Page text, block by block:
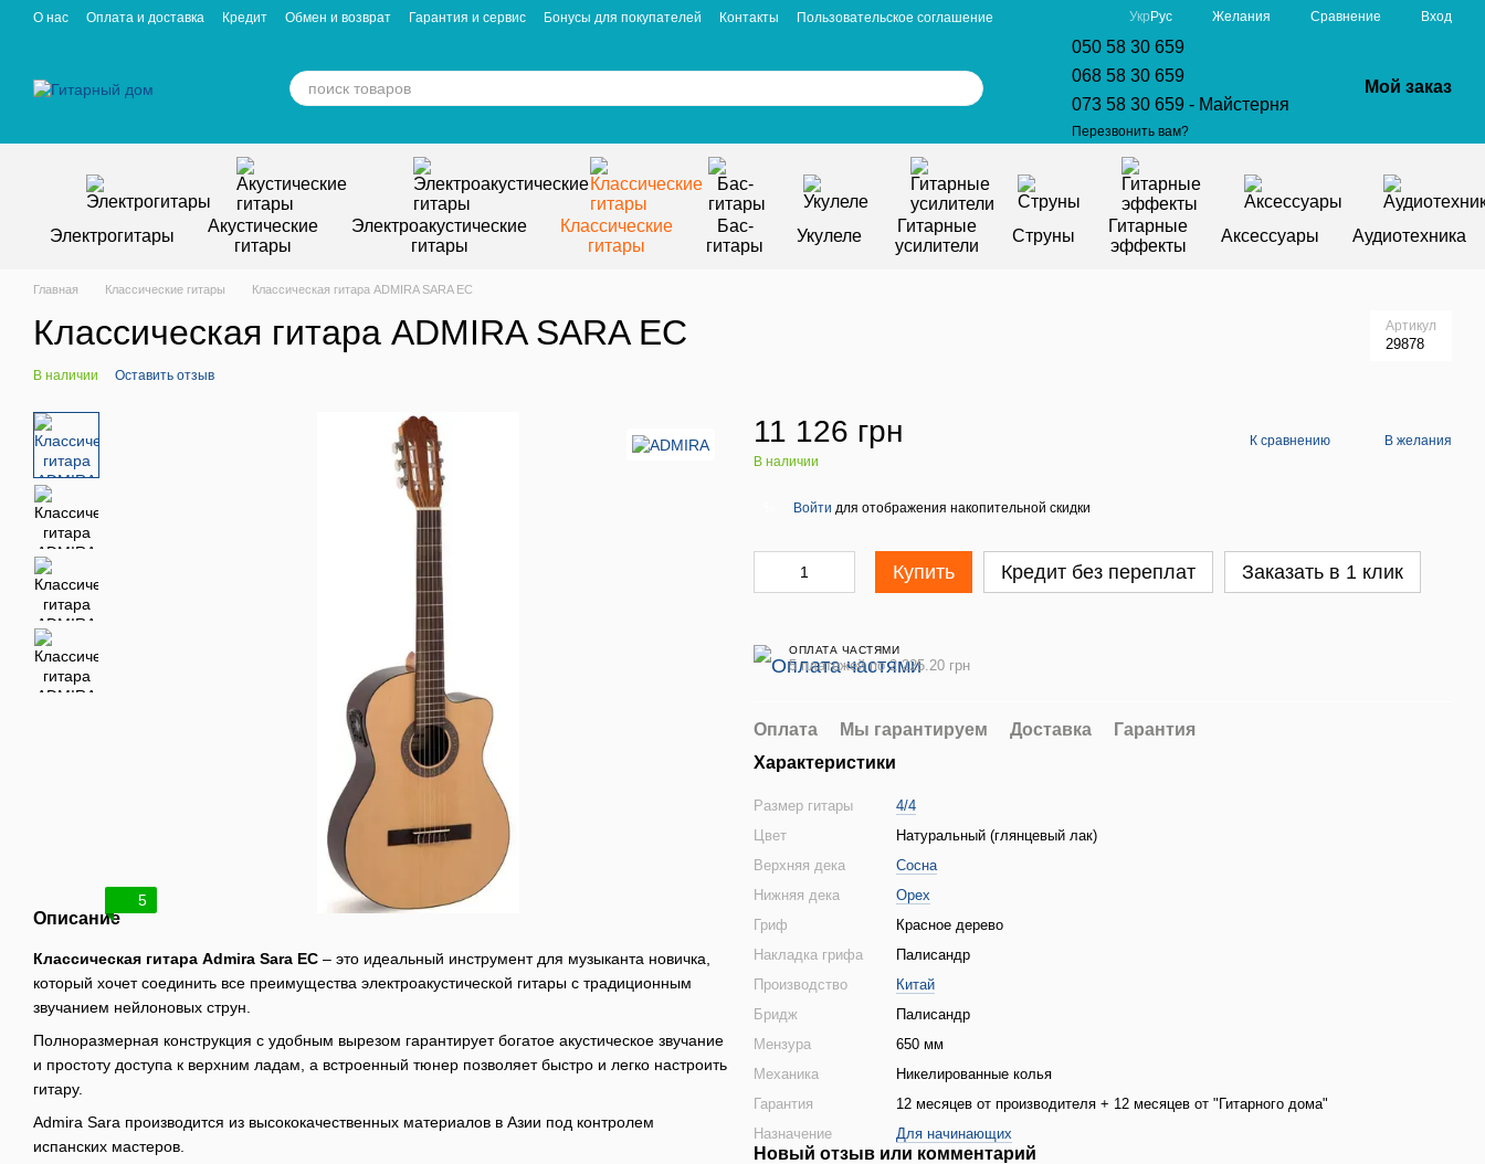
Перейти к основному контенту
О нас Оплата и доставка Кредит Обмен и возврат Гарантия и сервис Бонусы для покупателей Контакты
Пользовательское соглашение
Укр Рус Желания Сравнение Вход
050 58 30 659
068 58 30 659
073 58 30 659 - Майстерня
Перезвонить вам?
Мой заказ
Электрогитары
Акустические
гитары
Электроакустические
гитары
Классические
гитары
Бас-
гитары
Укулеле
Гитарные
усилители
Струны
Гитарные
эффекты
Аксессуары Аудиотехника
Главная Классические гитары Классическая гитара ADMIRA SARA EC
Классическая гитара ADMIRA SARA EC Артикул
29878
В наличии Оставить отзыв
5
Описание
Классическая гитара Admira Sara EC – это идеальный инструмент для музыканта новичка,
который хочет соединить все преимущества электроакустической гитары с традиционным
звучанием нейлоновых струн.
Полноразмерная конструкция с удобным вырезом гарантирует богатое акустическое звучание
и простоту доступа к верхним ладам, а встроенный тюнер позволяет быстро и легко настроить
гитару.
Admira Sara производится из высококачественных материалов в Азии под контролем
испанских мастеров.
11 126 грн
В наличии
К сравнению В желания
Войти для отображения накопительной скидки
Купить Кредит без переплат Заказать в 1 клик
ОПЛАТА ЧАСТЯМИ
5 платежей по 2 225.20 грн
Оплата Мы гарантируем Доставка
Гарантия
Характеристики
Размер гитары
4/4
Цвет
Натуральный (глянцевый лак)
Верхняя дека
Сосна
Нижняя дека
Орех
Гриф
Красное дерево
Накладка грифа
Палисандр
Производство
Китай
Бридж
Палисандр
Мензура
650 мм
Механика
Никелированные колья
Гарантия
12 месяцев от производителя + 12 месяцев от "Гитарного дома"
Назначение
Для начинающих
Новый отзыв или комментарий